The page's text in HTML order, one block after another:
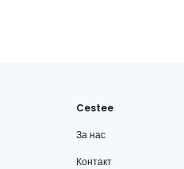
Cestee
За нас
Контакт